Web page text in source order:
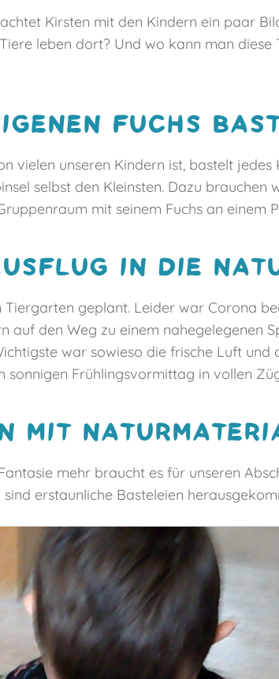
Kirsten mit den Kindern ein paar
leben dort? Und wo kann man
FUCHS
vielen unseren Kindern ist, bastelt
selbst den Kleinsten. Dazu
mit seinem Fuchs an einem
IN DIE
geplant. Leider war Corona
auf den Weg zu einem
war sowieso die frische Luft
sonnigen Frühlingsvormittag in vollen
MIT
mehr braucht es für unseren
erstaunliche Basteleien